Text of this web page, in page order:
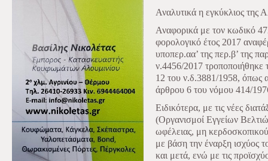
Αναλυτικά η εγκύκλιος
Αναφορικά με τον κωδικό
φορολογικό έτος 2017
υποπερ.αα’ της περ.β’ της
ν.4456/2017 τροποποιήθηκε
12 του ν.δ.3881/1958, όπως
άρθρου 6 του νόμου 414/
Ειδικότερα, με τις νέες
(Οργανισμοί Εγγείων
ωφέλειας, μη
με βάση την έναρξη ισχύος
και μετά, ενώ με τις